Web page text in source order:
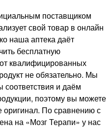
поставщиком
свой товар в онлайн
наша аптека даёт
бесплатную
квалифицированных
не обязательно. Мы
и даём
поэтому вы можете
оригинал. По сравнению с
на «Мозг Терапи» у нас